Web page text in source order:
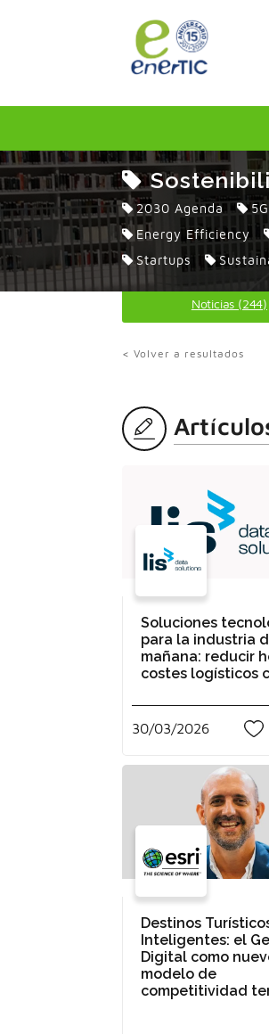
2030 Agenda 5G
Energy Efficiency
Startups
Noticias (244)
< Volver a resultados
Soluciones
para la industria
mañana: reducir
costes logísticos
30/03/2026
Destinos
Inteligentes: el
Digital como
modelo de
competitividad